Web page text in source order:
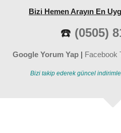
Bizi Hemen Arayın En
☎️ (0505)
Google Yorum Yap | Facebook
Bizi takip ederek güncel